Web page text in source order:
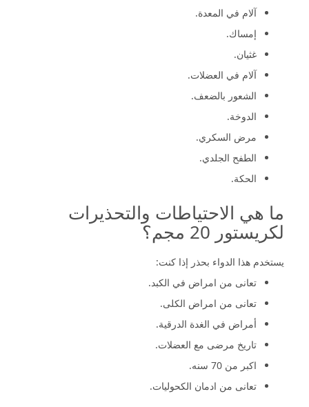
آلام في المعدة.
إمساك.
غثيان.
آلام في العضلات.
الشعور بالضعف.
الدوخة.
مرض السكري.
الطفح الجلدي.
الحكة.
ما هي الاحتياطات والتحذيرات
لكريستور 20 مجم؟
يستخدم هذا الدواء بحذر إذا كنت:
تعانى من امراض في الكبد.
تعانى من امراض الكلى.
أمراض في الغدة الدرقية.
تاريخ مرضى مع العضلات.
اكبر من 70 سنه.
تعانى من ادمان الكحوليات.